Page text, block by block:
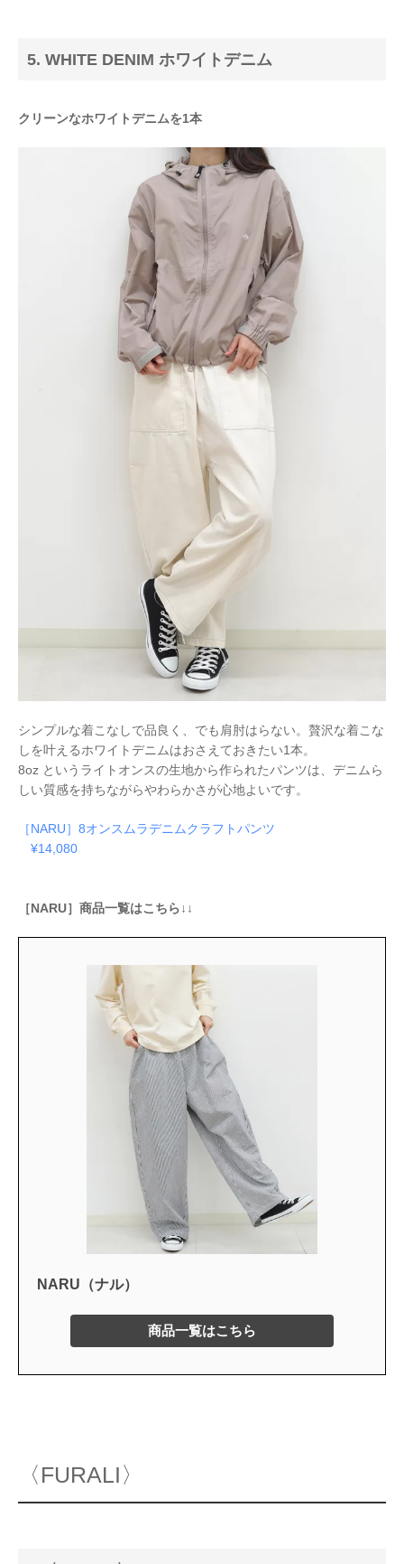
5. WHITE DENIM ホワイトデニム
クリーンなホワイトデニムを1本
シンプルな着こなしで品良く、でも肩肘はらない。贅沢な着こな
しを叶えるホワイトデニムはおさえておきたい1本。
8oz というライトオンスの生地から作られたパンツは、デニムら
しい質感を持ちながらやわらかさが心地よいです。
［NARU］8オンスムラデニムクラフトパンツ
¥14,080
［NARU］商品一覧はこちら↓↓
NARU（ナル）
商品一覧はこちら
〈FURALI〉